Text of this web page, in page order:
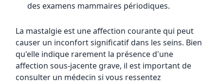
des examens mammaires périodiques.
La mastalgie est une affection courante qui peut
causer un inconfort significatif dans les seins. Bien
qu'elle indique rarement la présence d'une
affection sous-jacente grave, il est important de
consulter un médecin si vous ressentez